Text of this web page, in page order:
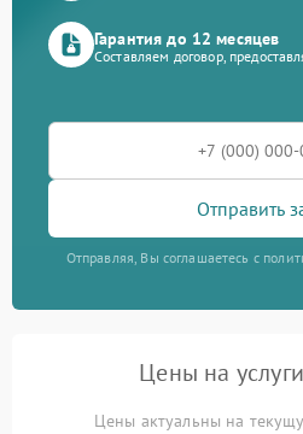
Гарантия до 12 месяцев
Составляем договор,
Отправить
Отправляя, Вы соглашаетесь с
Цены на
Цены актуальны на